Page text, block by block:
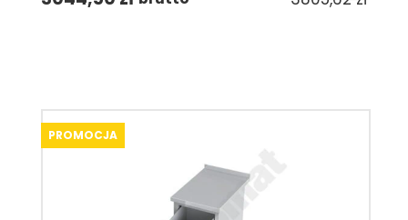
PROMOCJA